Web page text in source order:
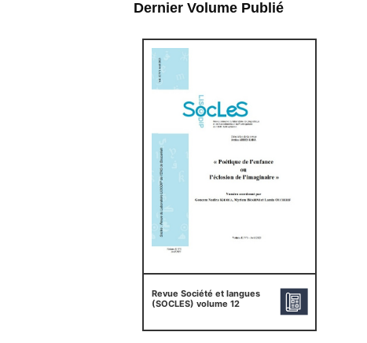
Dernier Volume Publié
Revue Société et langues
(SOCLES) volume 12